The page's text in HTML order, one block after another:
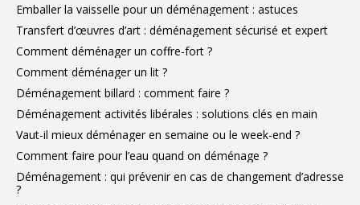
Emballer la vaisselle pour un déménagement : astuces
Transfert d’œuvres d’art : déménagement sécurisé et expert
Comment déménager un coffre-fort ?
Comment déménager un lit ?
Déménagement billard : comment faire ?
Déménagement activités libérales : solutions clés en main
Vaut-il mieux déménager en semaine ou le week-end ?
Comment faire pour l’eau quand on déménage ?
Déménagement : qui prévenir en cas de changement d’adresse
?